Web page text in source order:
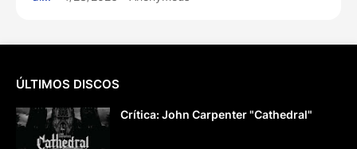
ÚLTIMOS DISCOS
Crítica: John Carpenter "Cathedral"